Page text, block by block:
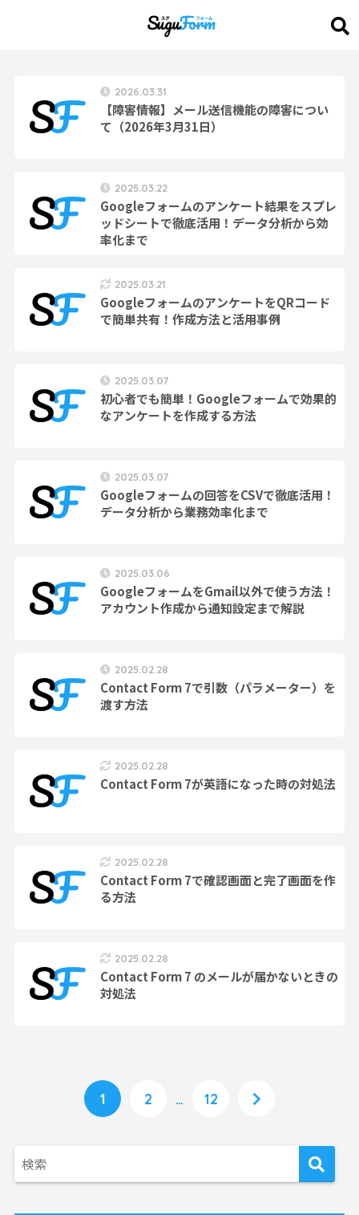
2026.03.31
【障害情報】メール送信機能の障害につい
て（2026年3月31日）
2025.03.22
Googleフォームのアンケート結果をスプレ
ッドシートで徹底活用！データ分析から効
率化まで
2025.03.21
GoogleフォームのアンケートをQRコード
で簡単共有！作成方法と活用事例
2025.03.07
初心者でも簡単！Googleフォームで効果的
なアンケートを作成する方法
2025.03.07
Googleフォームの回答をCSVで徹底活用！
データ分析から業務効率化まで
2025.03.06
GoogleフォームをGmail以外で使う方法！
アカウント作成から通知設定まで解説
2025.02.28
Contact Form 7で引数（パラメーター）を
渡す方法
2025.02.28
Contact Form 7が英語になった時の対処法
2025.02.28
Contact Form 7で確認画面と完了画面を作
る方法
2025.02.28
Contact Form 7 のメールが届かないときの
対処法
1 2 … 12